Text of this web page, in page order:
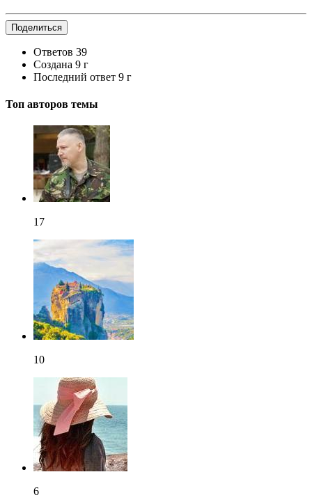
Поделиться
Ответов 39
Создана 9 г
Последний ответ 9 г
Топ авторов темы
17
10
6